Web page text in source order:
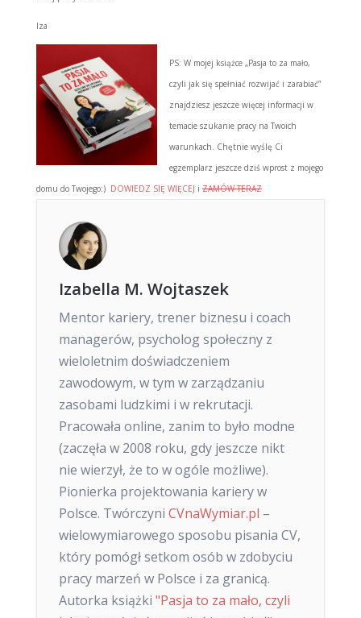
Iza
PS: W mojej książce „Pasja to za mało,
czyli jak się spełniać rozwijać i zarabiać”
znajdziesz jeszcze więcej informacji w
temacie szukanie pracy na Twoich
warunkach. Chętnie wyślę Ci
egzemplarz jeszcze dziś wprost z mojego
domu do Twojego:) DOWIEDZ SIĘ WIĘCEJ iZAMÓW TERAZ
Izabella M. Wojtaszek
Mentor kariery, trener biznesu i coach
managerów, psycholog społeczny z
wieloletnim doświadczeniem
zawodowym, w tym w zarządzaniu
zasobami ludzkimi i w rekrutacji.
Pracowała online, zanim to było modne
(zaczęła w 2008 roku, gdy jeszcze nikt
nie wierzył, że to w ogóle możliwe).
Pionierka projektowania kariery w
Polsce. Twórczyni CVnaWymiar.pl –
wielowymiarowego sposobu pisania CV,
który pomógł setkom osób w zdobyciu
pracy marzeń w Polsce i za granicą.
Autorka książki "Pasja to za mało, czyli